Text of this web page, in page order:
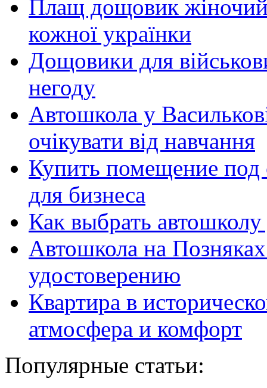
Плащ дощовик
кожної українки
Дощовики для
негоду
Автошкола у
очікувати від навчання
Купить помещение под
для бизнеса
Как выбрать
Автошкола на
удостоверению
Квартира в
атмосфера и комфорт
Популярные статьи: